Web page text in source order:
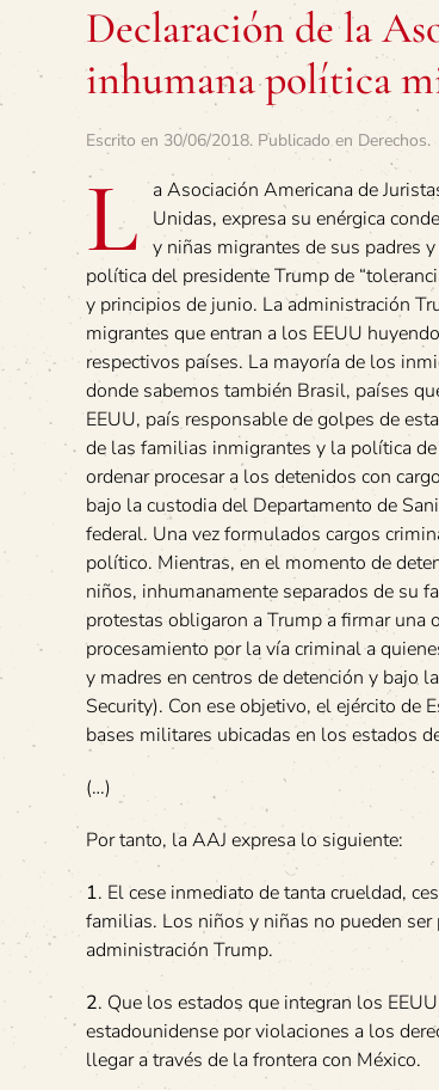
Declaración de la
inhumana política
Escrito en 30/06/2018. Publicado en Derechos.
L
a Asociación Americana de
Unidas, expresa su enérgica
y niñas migrantes de sus padres
política del presidente Trump de
y principios de junio. La administración
migrantes que entran a los EEUU
respectivos países. La mayoría de los
donde sabemos también Brasil, países
EEUU, país responsable de golpes de
de las familias inmigrantes y la política
ordenar procesar a los detenidos con
bajo la custodia del Departamento de
federal. Una vez formulados cargos
político. Mientras, en el momento de
niños, inhumanamente separados de su
protestas obligaron a Trump a firmar una
procesamiento por la vía criminal a
y madres en centros de detención y bajo
Security). Con ese objetivo, el ejército de
bases militares ubicadas en los estados
(…)
Por tanto, la AAJ expresa lo siguiente:
1. El cese inmediato de tanta crueldad,
familias. Los niños y niñas no pueden
administración Trump.
2. Que los estados que integran los
estadounidense por violaciones a los
llegar a través de la frontera con México.